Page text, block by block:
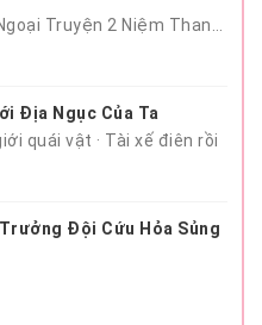
Chương 216: 216: Ngoại Truyện 2 Niệm Thanh Mai Hết
Địa Ngục Của Ta
quái vật · Tài xế điên rồi
Đội Cứu Hỏa Sủng